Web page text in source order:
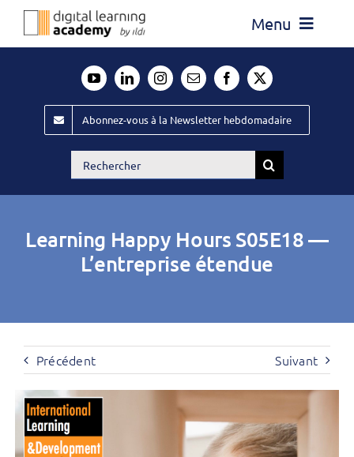
Passer
Menu
Évènements ILDI
Offres d’emploi
Publiez
Abonnez-vous à la Newsletter hebdomadaire
Rechercher:
Learning Happy Hours S05E18 —
L’entreprise étendue
Précédent Suivant